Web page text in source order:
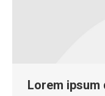
Lorem ipsum